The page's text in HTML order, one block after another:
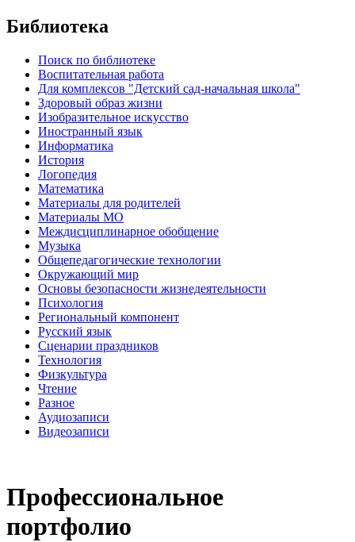
Библиотека
Поиск по библиотеке
Воспитательная работа
Для комплексов "Детский сад-начальная школа"
Здоровый образ жизни
Изобразительное искусство
Иностранный язык
Информатика
История
Логопедия
Математика
Материалы для родителей
Материалы МО
Междисциплинарное обобщение
Музыка
Общепедагогические технологии
Окружающий мир
Основы безопасности жизнедеятельности
Психология
Региональный компонент
Русский язык
Сценарии праздников
Технология
Физкультура
Чтение
Разное
Аудиозаписи
Видеозаписи
Профессиональное
портфолио